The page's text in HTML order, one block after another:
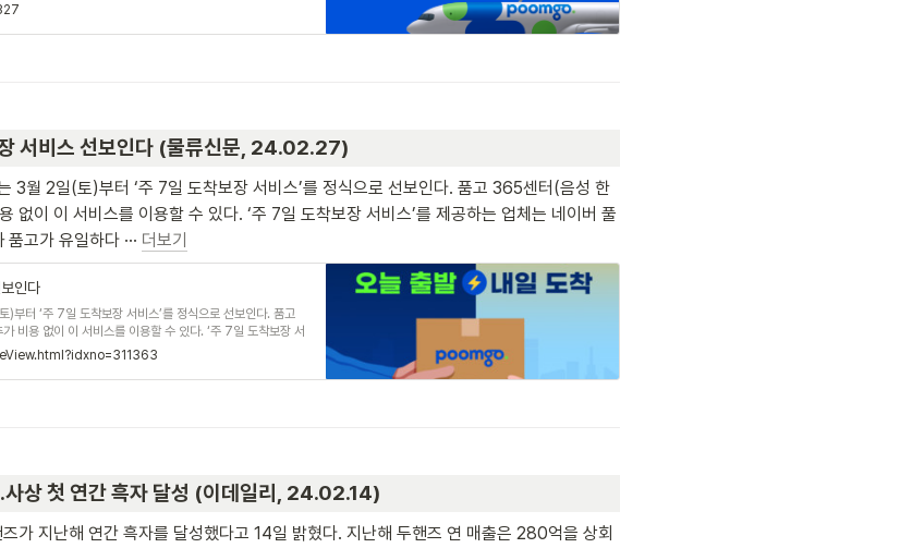
서비스 선보인다 (물류신문, 24.02.27)
3월 2일(토)부터 ‘주 7일 도착보장 서비스’를 정식으로 선보인다. 품고 365센터(음성 한
없이 이 서비스를 이용할 수 있다. ‘주 7일 도착보장 서비스’를 제공하는 업체는 네이버 풀
고가 유일하다 ··· 더보기
인다
)부터 ‘주 7일 도착보장 서비스’를 정식으로 선보인다. 품고
비용 없이 이 서비스를 이용할 수 있다. ‘주 7일 도착보장 서
중 CJ대한통운과 품고가 유일하다.기존 품고의 네이버도
네이버도착보장 주문을 100% 당일에 출고하는 서비스로
이전에 품고 물류센터는 이러한 서
사상 첫 연간 흑자 달성 (이데일리, 24.02.14)
가 지난해 연간 흑자를 달성했다고 14일 밝혔다. 지난해 두핸즈 연 매출은 280억을 상회